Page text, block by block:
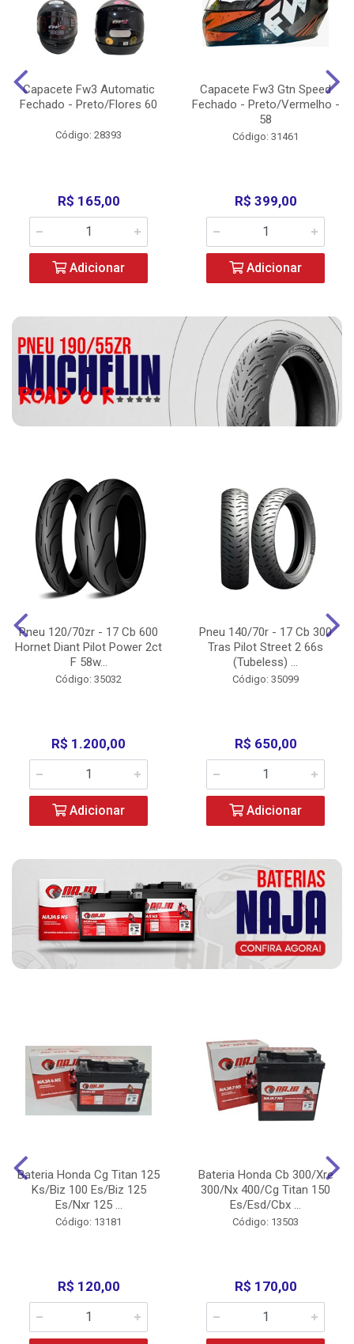
Capacete Fw3 Automatic
Fechado - Preto/Flores 60
Código: 28393
R$ 165,00
Adicionar
Capacete Fw3 Gtn Speed
Fechado - Preto/Vermelho -
58
Código: 31461
R$ 399,00
Adicionar
Pneu 120/70zr - 17 Cb 600
Hornet Diant Pilot Power 2ct
F 58w...
Código: 35032
R$ 1.200,00
Adicionar
Pneu 140/70r - 17 Cb 300
Tras Pilot Street 2 66s
(Tubeless) ...
Código: 35099
R$ 650,00
Adicionar
Bateria Honda Cg Titan 125
Ks/Biz 100 Es/Biz 125
Es/Nxr 125 ...
Código: 13181
R$ 120,00
Bateria Honda Cb 300/Xre
300/Nx 400/Cg Titan 150
Es/Esd/Cbx ...
Código: 13503
R$ 170,00